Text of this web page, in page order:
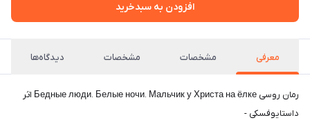
افزودن به سبدخرید
معرفی مشخصات مشخصات دیدگاه‌ها
رمان روسی Бедные люди. Белые ночи. Мальчик у Христа на ёлке اثر
داستایوفسکی -